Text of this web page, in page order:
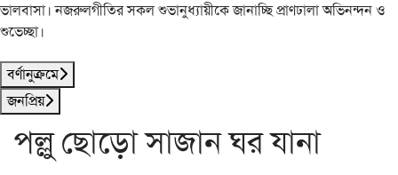
ভালবাসা। নজরুলগীতির সকল শুভানুধ্যায়ীকে জানাচ্ছি প্রাণঢালা অভিনন্দন ও
শুভেচ্ছা।
বর্ণানুক্রমে
জনপ্রিয়
পল্লু ছোড়ো সাজান ঘর যানা